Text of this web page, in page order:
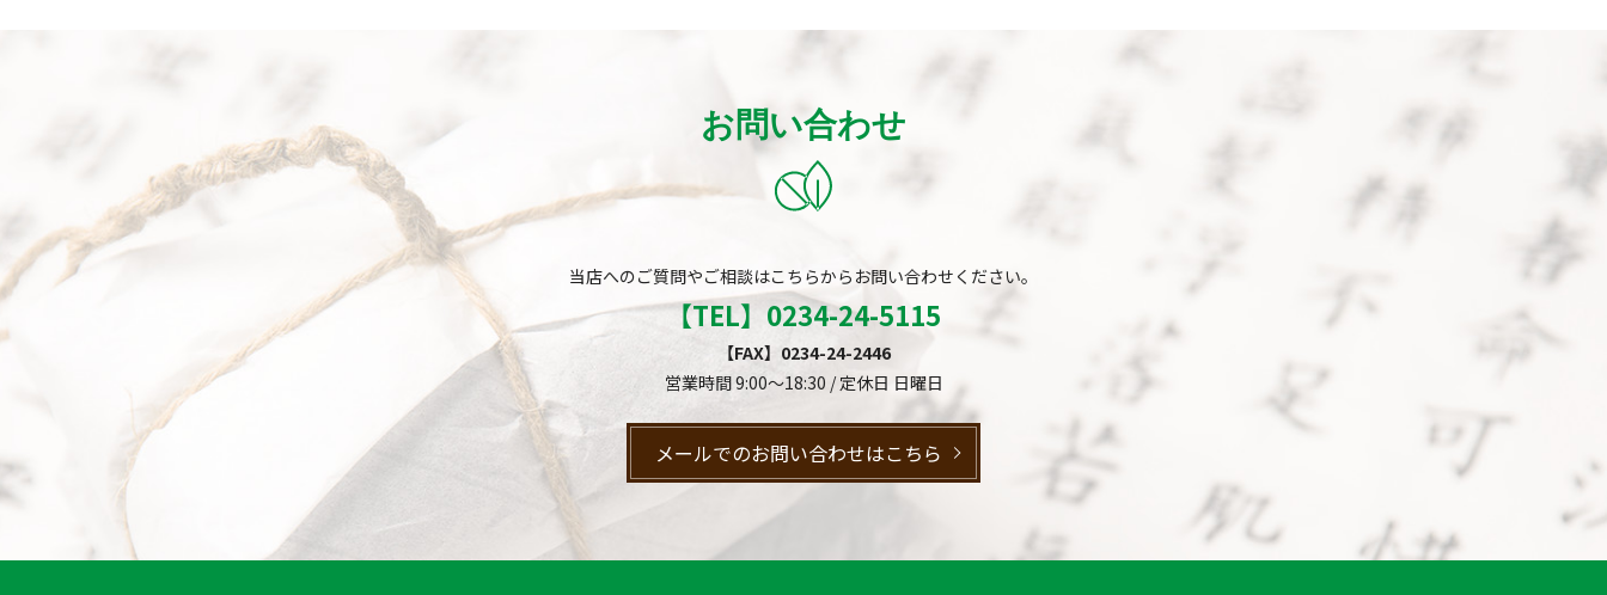
お問い合わせ
当店へのご質問やご相談はこちらからお問い合わせください。
【TEL】 0234-24-5115
【FAX】0234-24-2446
営業時間 9:00～18:30 / 定休日 日曜日
メールでのお問い合わせはこちら